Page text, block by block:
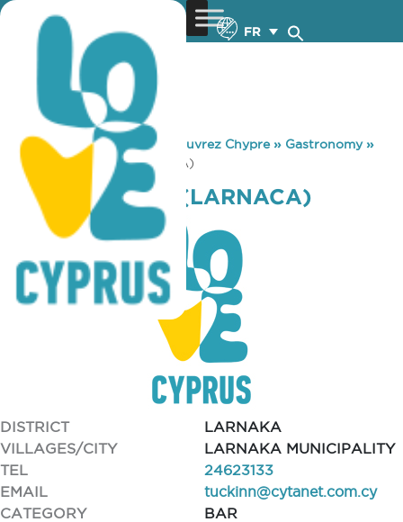
FR
You are here: Home »Découvrez Chypre» Gastronomy»
OLIVE GARDEN (LARNACA)
OLIVE GARDEN (LARNACA)
DISTRICT
LARNAKA
VILLAGES/CITY
LARNAKA MUNICIPALITY
TEL
24623133
EMAIL
tuckinn@cytanet.com.cy
CATEGORY
BAR